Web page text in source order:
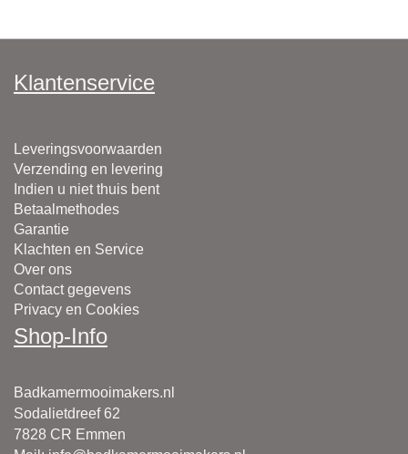
Klantenservice
Leveringsvoorwaarden
Verzending en levering
Indien u niet thuis bent
Betaalmethodes
Garantie
Klachten en Service
Over ons
Contact gegevens
Privacy en Cookies
Shop-Info
Badkamermooimakers.nl
Sodalietdreef 62
7828 CR Emmen